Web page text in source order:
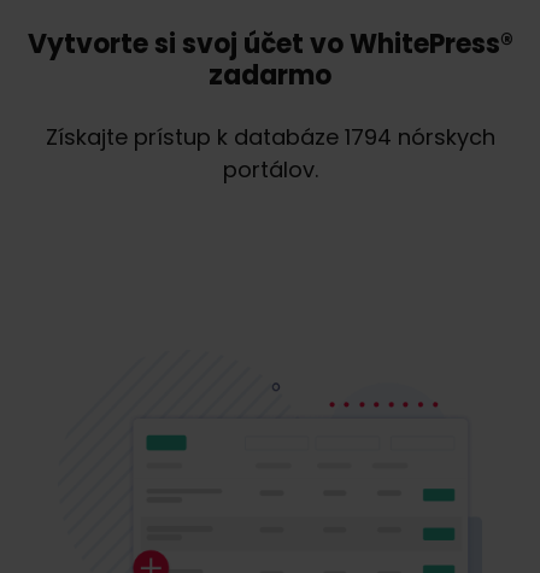
Vytvorte si svoj účet vo WhitePress®
zadarmo
Získajte prístup k databáze 1794 nórskych
portálov.